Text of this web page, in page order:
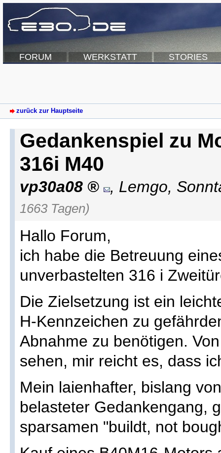
FORUM WERKSTATT STORIES
zurück zur Hauptseite
Gedankenspiel zu
316i M40
vp30a08 , Lemgo,
1663 Tagen)
Hallo Forum,
ich habe die Betreuung
unverbastelten 316 i
Die Zielsetzung ist ein
H-Kennzeichen zu
Abnahme zu benötigen.
sehen, mir reicht es, dass
Mein laienhafter, bislang
belasteter Gedankengang,
sparsamen "buildt, not